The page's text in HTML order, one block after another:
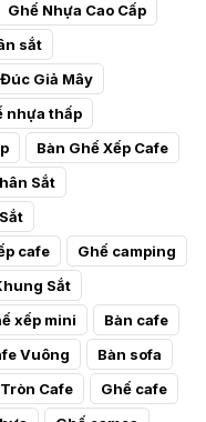
Ghế Nhựa Cao Cấp
sắt
Giả Mây
nhựa thấp
Bàn Ghế Xếp Cafe
Sắt
cafe
Ghế camping
Sắt
xếp mini
Bàn cafe
Vuông
Bàn sofa
Cafe
Ghế cafe